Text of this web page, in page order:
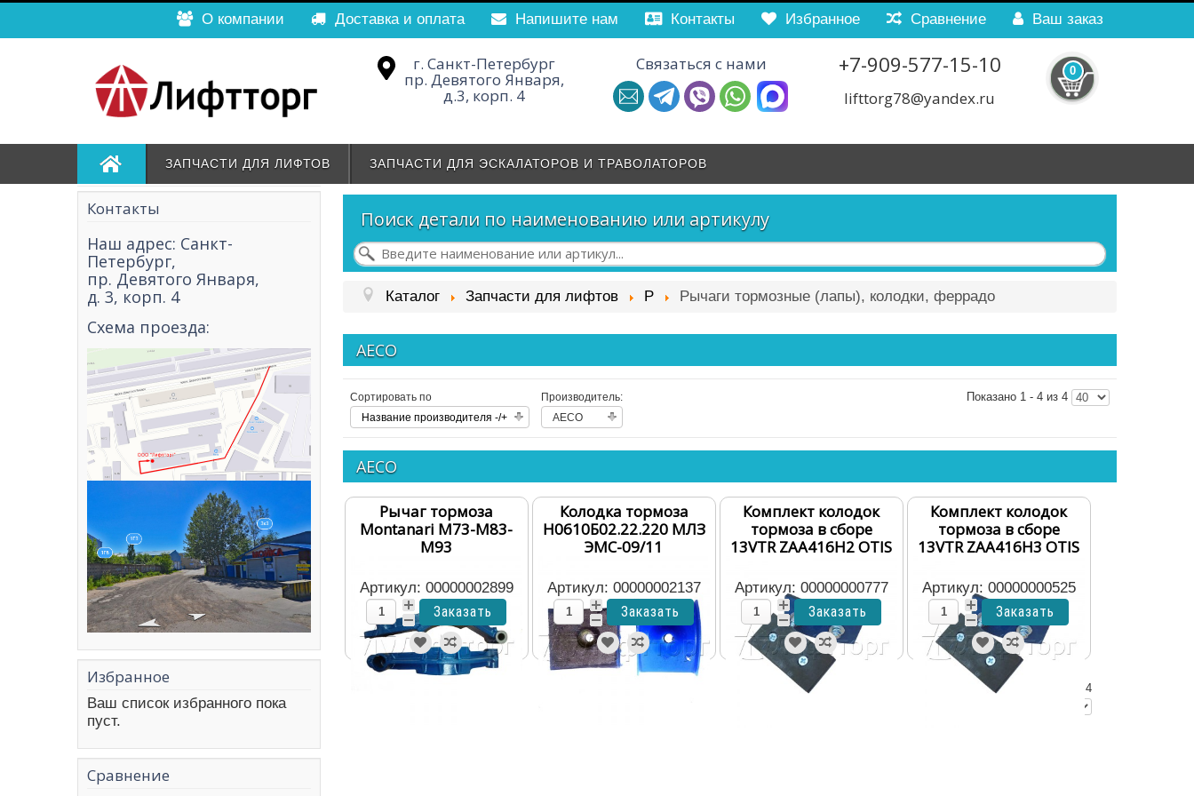
О компании Доставка и оплата ­Напишите нам Контакты Избранное Сравнение Ваш заказ
г. Санкт-Петербург
пр. Девятого Января,
д.3, корп. 4
Связаться с нами +7-909-577-15-10
lifttorg78@yandex.ru
0
ЗАПЧАСТИ ДЛЯ ЛИФТОВ ЗАПЧАСТИ ДЛЯ ЭСКАЛАТОРОВ И ТРАВОЛАТОРОВ
Контакты
Наш адрес: Санкт-
Петербург,
пр. Девятого Января,
д. 3, корп. 4
Схема проезда:
Избранное
Ваш список избранного пока
пуст.
Сравнение
Поиск детали по наименованию или артикулу
Каталог Запчасти для лифтов Р Рычаги тормозные (лапы), колодки, феррадо
AECO
Сортировать по
Название производителя -/+
Производитель:
AECO
Показано 1 - 4 из 4
AECO
Рычаг тормоза
Montanari М73-М83-
M93
Артикул: 00000002899
Колодка тормоза
Н0610Б02.22.220 МЛЗ
ЭМС-09/11
Артикул: 00000002137
Комплект колодок
тормоза в сборе
13VTR ZAA416H2 OTIS
Артикул: 00000000777
Комплект колодок
тормоза в сборе
13VTR ZAA416H3 OTIS
Артикул: 00000000525
Показано 1 - 4 из 4